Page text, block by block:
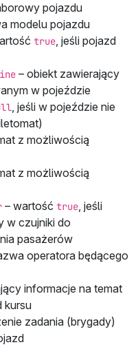
pojazdu
modelu pojazdu
true, jeśli pojazd
– obiekt zawierający
w pojeździe
, jeśli w pojeździe nie
z możliwością
z możliwością
– wartość true, jeśli
w czujniki do
pasażerów
operatora będącego
informacje na temat
kursu
zadania (brygady)